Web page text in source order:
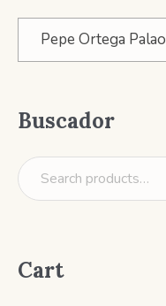
Pepe Ortega Palao
Buscador
Cart